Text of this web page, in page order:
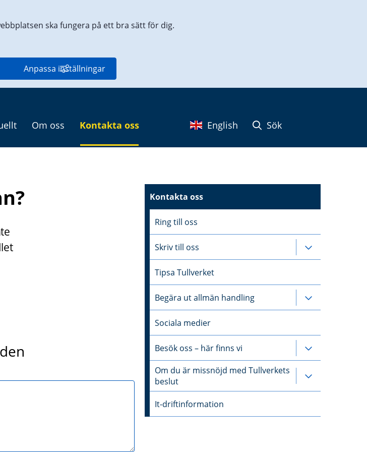
ska fungera på ett bra sätt för dig.
Anpassa inställningar
Om oss Kontakta oss English Sök
Kontakta oss
Ring till oss
Skriv till oss
Tipsa Tullverket
Begära ut allmän handling
Sociala medier
Besök oss – här finns vi
Om du är missnöjd med Tullverkets
beslut
It-driftinformation